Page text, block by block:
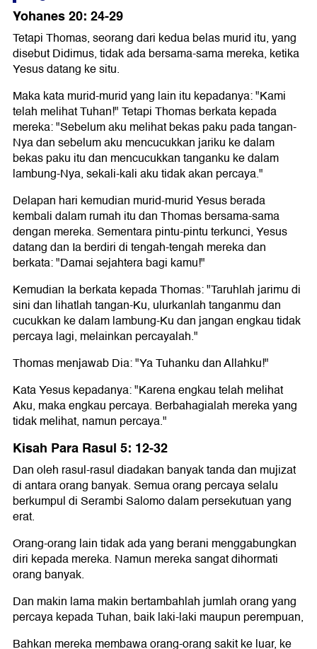
Yohanes 20: 24-29
Tetapi Thomas, seorang dari kedua belas murid itu, yang
disebut Didimus, tidak ada bersama-sama mereka, ketika
Yesus datang ke situ.
Maka kata murid-murid yang lain itu kepadanya: "Kami
telah melihat Tuhan!" Tetapi Thomas berkata kepada
mereka: "Sebelum aku melihat bekas paku pada tangan-
Nya dan sebelum aku mencucukkan jariku ke dalam
bekas paku itu dan mencucukkan tanganku ke dalam
lambung-Nya, sekali-kali aku tidak akan percaya."
Delapan hari kemudian murid-murid Yesus berada
kembali dalam rumah itu dan Thomas bersama-sama
dengan mereka. Sementara pintu-pintu terkunci, Yesus
datang dan Ia berdiri di tengah-tengah mereka dan
berkata: "Damai sejahtera bagi kamu!"
Kemudian Ia berkata kepada Thomas: "Taruhlah jarimu di
sini dan lihatlah tangan-Ku, ulurkanlah tanganmu dan
cucukkan ke dalam lambung-Ku dan jangan engkau tidak
percaya lagi, melainkan percayalah."
Thomas menjawab Dia: "Ya Tuhanku dan Allahku!"
Kata Yesus kepadanya: "Karena engkau telah melihat
Aku, maka engkau percaya. Berbahagialah mereka yang
tidak melihat, namun percaya."
Kisah Para Rasul 5: 12-32
Dan oleh rasul-rasul diadakan banyak tanda dan mujizat
di antara orang banyak. Semua orang percaya selalu
berkumpul di Serambi Salomo dalam persekutuan yang
erat.
Orang-orang lain tidak ada yang berani menggabungkan
diri kepada mereka. Namun mereka sangat dihormati
orang banyak.
Dan makin lama makin bertambahlah jumlah orang yang
percaya kepada Tuhan, baik laki-laki maupun perempuan,
Bahkan mereka membawa orang-orang sakit ke luar, ke